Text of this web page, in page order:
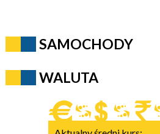
SAMOCHODY
WALUTA